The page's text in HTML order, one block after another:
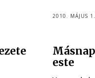
2010. MÁJUS
este